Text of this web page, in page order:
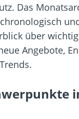
Das
über
Angebote,